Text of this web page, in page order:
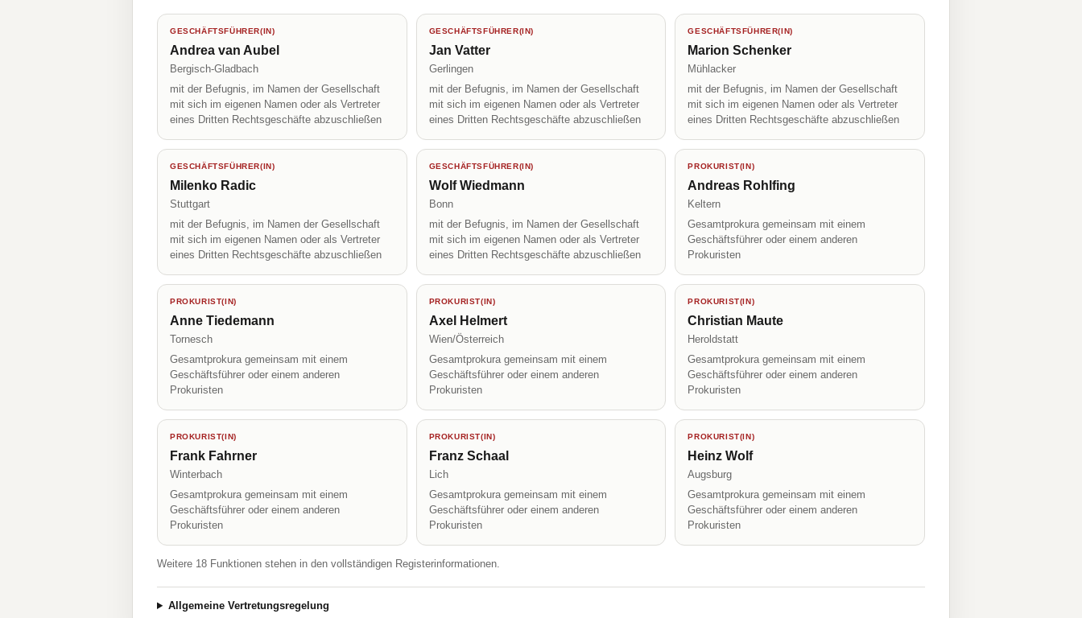
GESCHÄFTSFÜHRER(IN)
Andrea van Aubel
Bergisch-Gladbach
mit der Befugnis, im Namen der Gesellschaft
mit sich im eigenen Namen oder als Vertreter
eines Dritten Rechtsgeschäfte abzuschließen
GESCHÄFTSFÜHRER(IN)
Jan Vatter
Gerlingen
mit der Befugnis, im Namen der Gesellschaft
mit sich im eigenen Namen oder als Vertreter
eines Dritten Rechtsgeschäfte abzuschließen
GESCHÄFTSFÜHRER(IN)
Marion Schenker
Mühlacker
mit der Befugnis, im Namen der Gesellschaft
mit sich im eigenen Namen oder als Vertreter
eines Dritten Rechtsgeschäfte abzuschließen
GESCHÄFTSFÜHRER(IN)
Milenko Radic
Stuttgart
mit der Befugnis, im Namen der Gesellschaft
mit sich im eigenen Namen oder als Vertreter
eines Dritten Rechtsgeschäfte abzuschließen
GESCHÄFTSFÜHRER(IN)
Wolf Wiedmann
Bonn
mit der Befugnis, im Namen der Gesellschaft
mit sich im eigenen Namen oder als Vertreter
eines Dritten Rechtsgeschäfte abzuschließen
PROKURIST(IN)
Andreas Rohlfing
Keltern
Gesamtprokura gemeinsam mit einem
Geschäftsführer oder einem anderen
Prokuristen
PROKURIST(IN)
Anne Tiedemann
Tornesch
Gesamtprokura gemeinsam mit einem
Geschäftsführer oder einem anderen
Prokuristen
PROKURIST(IN)
Axel Helmert
Wien/Österreich
Gesamtprokura gemeinsam mit einem
Geschäftsführer oder einem anderen
Prokuristen
PROKURIST(IN)
Christian Maute
Heroldstatt
Gesamtprokura gemeinsam mit einem
Geschäftsführer oder einem anderen
Prokuristen
PROKURIST(IN)
Frank Fahrner
Winterbach
Gesamtprokura gemeinsam mit einem
Geschäftsführer oder einem anderen
Prokuristen
PROKURIST(IN)
Franz Schaal
Lich
Gesamtprokura gemeinsam mit einem
Geschäftsführer oder einem anderen
Prokuristen
PROKURIST(IN)
Heinz Wolf
Augsburg
Gesamtprokura gemeinsam mit einem
Geschäftsführer oder einem anderen
Prokuristen
Weitere 18 Funktionen stehen in den vollständigen Registerinformationen.
Allgemeine Vertretungsregelung